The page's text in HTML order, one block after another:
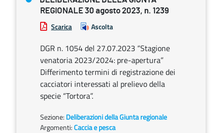
REGIONALE 30 agosto 2023, n. 1239
Scarica Ascolta
DGR n. 1054 del 27.07.2023 “Stagione
venatoria 2023/2024: pre-apertura”
Differimento termini di registrazione dei
cacciatori interessati al prelievo della
specie “Tortora”.
Sezione: Deliberazioni della Giunta regionale
Argomenti:Caccia e pesca